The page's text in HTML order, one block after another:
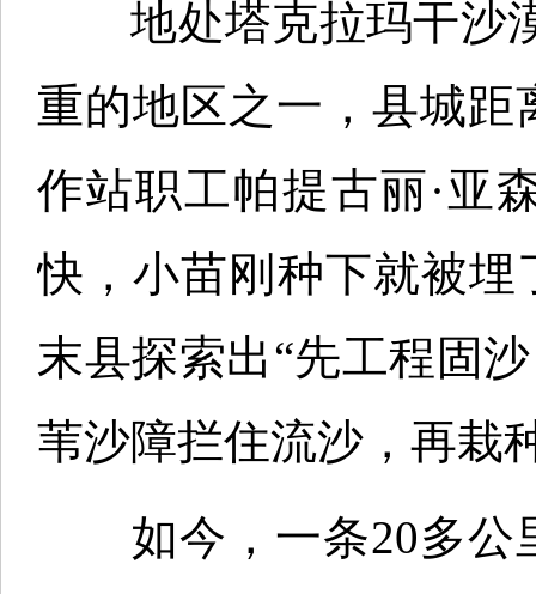
地处塔克拉玛干沙漠
重的地区之一，县城
作站职工帕提古丽·亚
快，小苗刚种下就被埋
末县探索出“先工程固
苇沙障拦住流沙，再栽
如今，一条20多公